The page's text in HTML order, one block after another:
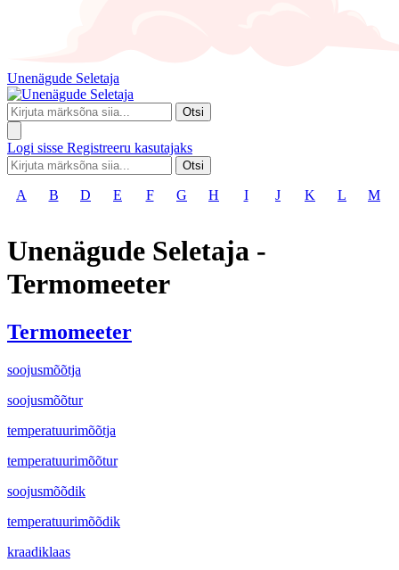
Unenägude Seletaja
Otsi
Logi sisse Registreeru kasutajaks
Otsi
A B D E F G H I J K L M
Unenägude Seletaja -
Termomeeter
Termomeeter
soojusmõõtja
soojusmõõtur
temperatuurimõõtja
temperatuurimõõtur
soojusmõõdik
temperatuurimõõdik
kraadiklaas